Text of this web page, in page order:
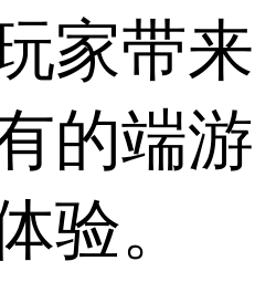
家带来
的端游
验。